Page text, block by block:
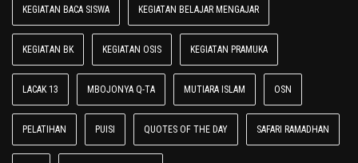
KEGIATAN BACA SISWA KEGIATAN BELAJAR MENGAJAR
KEGIATAN BK KEGIATAN OSIS KEGIATAN PRAMUKA
LACAK 13 MBOJONYA Q-TA MUTIARA ISLAM OSN
PELATIHAN PUISI QUOTES OF THE DAY SAFARI RAMADHAN